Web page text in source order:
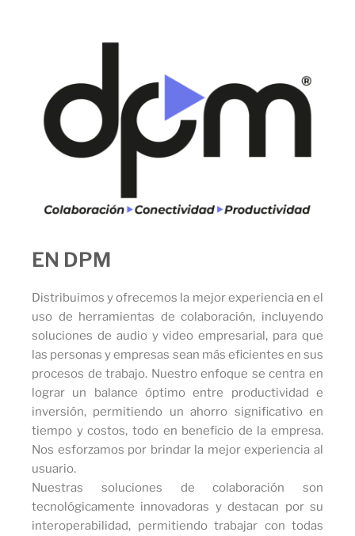
EN DPM
Distribuimos y ofrecemos la mejor experiencia en el
uso de herramientas de colaboración, incluyendo
soluciones de audio y video empresarial, para que
las personas y empresas sean más eficientes en sus
procesos de trabajo. Nuestro enfoque se centra en
lograr un balance óptimo entre productividad e
inversión, permitiendo un ahorro significativo en
tiempo y costos, todo en beneficio de la empresa.
Nos esforzamos por brindar la mejor experiencia al
usuario.
Nuestras soluciones de colaboración son
tecnológicamente innovadoras y destacan por su
interoperabilidad, permitiendo trabajar con todas